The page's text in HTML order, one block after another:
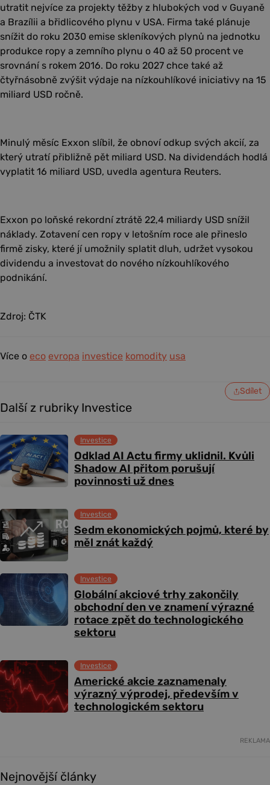
utratit nejvíce za projekty těžby z hlubokých vod v Guyaně
a Brazílii a břidlicového plynu v USA. Firma také plánuje
snížit do roku 2030 emise skleníkových plynů na jednotku
produkce ropy a zemního plynu o 40 až 50 procent ve
srovnání s rokem 2016. Do roku 2027 chce také až
čtyřnásobně zvýšit výdaje na nízkouhlíkové iniciativy na 15
miliard USD ročně.
Minulý měsíc Exxon slíbil, že obnoví odkup svých akcií, za
který utratí přibližně pět miliard USD. Na dividendách hodlá
vyplatit 16 miliard USD, uvedla agentura Reuters.
Exxon po loňské rekordní ztrátě 22,4 miliardy USD snížil
náklady. Zotavení cen ropy v letošním roce ale přineslo
firmě zisky, které jí umožnily splatit dluh, udržet vysokou
dividendu a investovat do nového nízkouhlíkového
podnikání.
Zdroj: ČTK
Více o eco evropa investice komodity usa
Sdílet
Další z rubriky Investice
Odklad AI Actu firmy uklidnil. Kvůli
Shadow AI přitom porušují
povinnosti už dnes
Investice
Sedm ekonomických pojmů, které by
měl znát každý
Investice
Globální akciové trhy zakončily
obchodní den ve znamení výrazné
rotace zpět do technologického
sektoru
Investice
Americké akcie zaznamenaly
výrazný výprodej, především v
technologickém sektoru
Investice
REKLAMA
Nejnovější články